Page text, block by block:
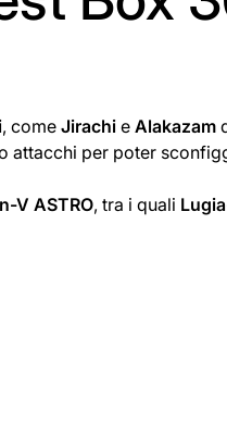
, come Jirachi e Alakazam
attacchi per poter
V ASTRO, tra i quali